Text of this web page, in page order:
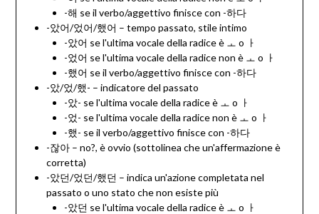
-해 se il verbo/aggettivo finisce con -하다
-았어/었어/했어 – tempo passato, stile intimo
-았어 se l'ultima vocale della radice è ㅗ o ㅏ
-었어 se l'ultima vocale della radice non è ㅗ o ㅏ
-했어 se il verbo/aggettivo finisce con -하다
-았/었/했- – indicatore del passato
-았- se l'ultima vocale della radice è ㅗ o ㅏ
-었- se l'ultima vocale della radice non è ㅗ o ㅏ
-했- se il verbo/aggettivo finisce con -하다
-잖아 – no?, è ovvio (sottolinea che un'affermazione è
corretta)
-았던/었던/했던 – indica un'azione completata nel
passato o uno stato che non esiste più
-았던 se l'ultima vocale della radice è ㅗ o ㅏ